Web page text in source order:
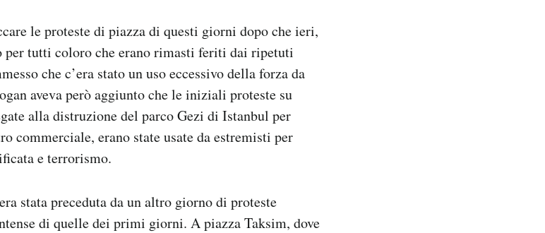
le proteste di piazza di questi giorni dopo che ieri,
per tutti coloro che erano rimasti feriti dai ripetuti
che c’era stato un uso eccessivo della forza da
aveva però aggiunto che le iniziali proteste su
alla distruzione del parco Gezi di Istanbul per
commerciale, erano state usate da estremisti per
e terrorismo.
stata preceduta da un altro giorno di proteste
di quelle dei primi giorni. A piazza Taksim, dove